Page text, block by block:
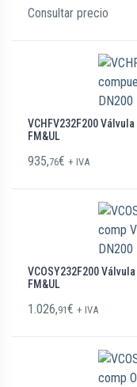
Consultar precio
VCHFV232F200
FM&UL
935,76€ + IVA
VCOSY232F200
FM&UL
1.026,91€ + IVA